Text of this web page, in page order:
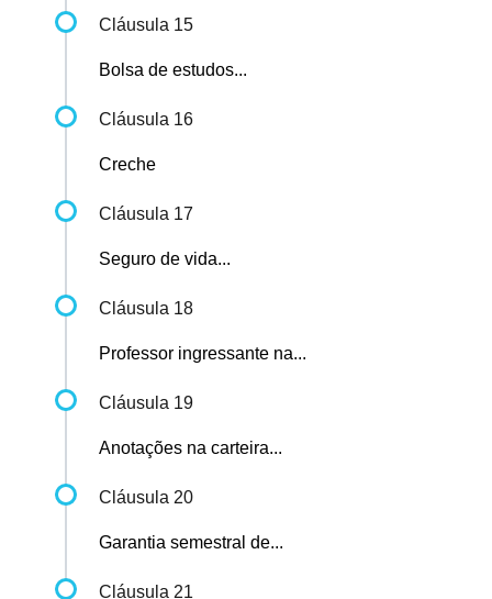
Cláusula 15
Bolsa de estudos...
Cláusula 16
Creche
Cláusula 17
Seguro de vida...
Cláusula 18
Professor ingressante na...
Cláusula 19
Anotações na carteira...
Cláusula 20
Garantia semestral de...
Cláusula 21